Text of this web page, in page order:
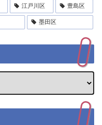
江戸川区 豊島区
墨田区